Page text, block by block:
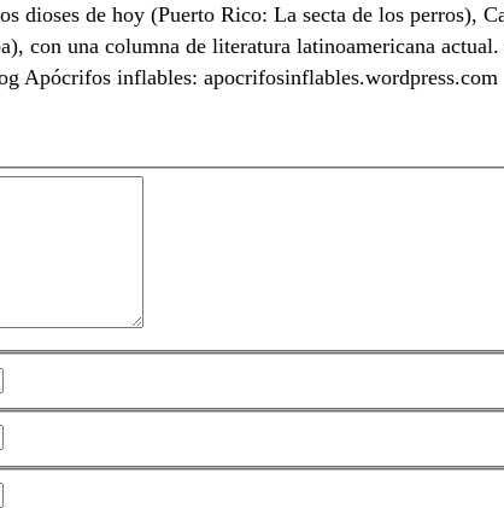
dioses de hoy (Puerto Rico: La secta de los perros),
con una columna de literatura latinoamericana
Apócrifos inflables: apocrifosinflables.wordpress.com